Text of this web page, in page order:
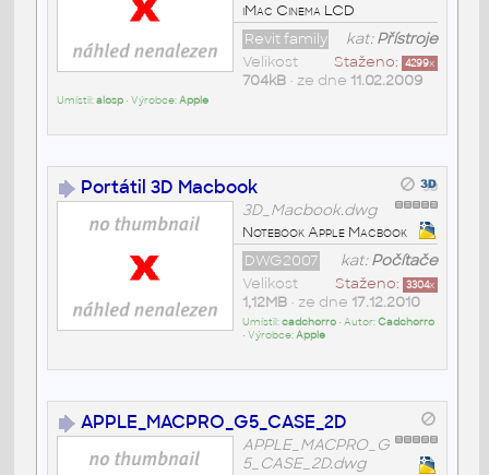
iMac Cinema LCD
kat:Přístroje
Revit family
Staženo: 4299x
Velikost
704kB• ze dne 11.02.2009
Umístil:alosp• Výrobce:Apple
Portátil 3D Macbook
3D_Macbook.dwg
Notebook Apple Macbook
kat:Počítače
DWG2007
Staženo: 3304x
Velikost
1,12MB• ze dne 17.12.2010
Umístil:cadchorro• Autor:Cadchorro
• Výrobce:Apple
APPLE_MACPRO_G5_CASE_2D
APPLE_MACPRO_G
5_CASE_2D.dwg